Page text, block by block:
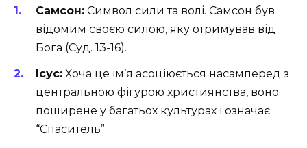
Самсон: Символ сили та волі. Самсон був
відомим своєю силою, яку отримував від
Бога (Суд. 13-16).
Ісус: Хоча це ім’я асоціюється насамперед з
центральною фігурою християнства, воно
поширене у багатьох культурах і означає
“Спаситель”.